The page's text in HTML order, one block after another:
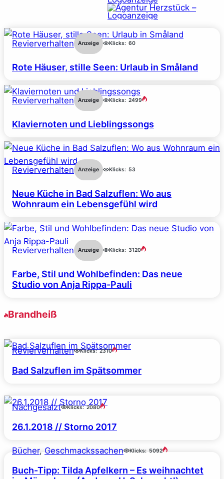
Revierverhalten Anzeige Klicks: 60
Rote Häuser, stille Seen: Urlaub in Småland
Revierverhalten Anzeige Klicks: 2499
Klaviernoten und Lieblingssongs
Revierverhalten Anzeige Klicks: 53
Neue Küche in Bad Salzuflen: Wo aus
Wohnraum ein Lebensgefühl wird
Revierverhalten Anzeige Klicks: 3120
Farbe, Stil und Wohlbefinden: Das neue
Studio von Anja Rippa-Pauli
Brandheiß
Revierverhalten Klicks: 2310
Bad Salzuflen im Spätsommer
Nachgesalzt Klicks: 2080
26.1.2018 // Storno 2017
Bücher, Geschmackssachen Klicks: 5092
Buch-Tipp: Tilda Apfelkern – Es weihnachtet